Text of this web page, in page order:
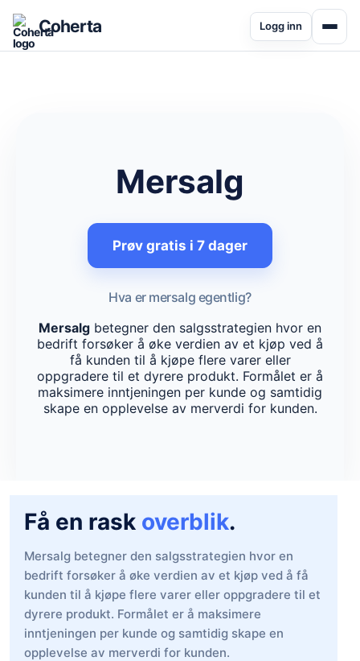
Coherta Logg inn
Mersalg
Prøv gratis i 7 dager
Hva er mersalg egentlig?
Mersalg betegner den salgsstrategien hvor en
bedrift forsøker å øke verdien av et kjøp ved å
få kunden til å kjøpe flere varer eller
oppgradere til et dyrere produkt. Formålet er å
maksimere inntjeningen per kunde og samtidig
skape en opplevelse av merverdi for kunden.
Få en rask overblik.
Mersalg betegner den salgsstrategien hvor en
bedrift forsøker å øke verdien av et kjøp ved å få
kunden til å kjøpe flere varer eller oppgradere til et
dyrere produkt. Formålet er å maksimere
inntjeningen per kunde og samtidig skape en
opplevelse av merverdi for kunden.